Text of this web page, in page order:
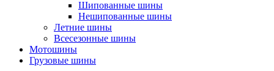
Шипованные шины
Нешипованные шины
Летние шины
Всесезонные шины
Мотошины
Грузовые шины